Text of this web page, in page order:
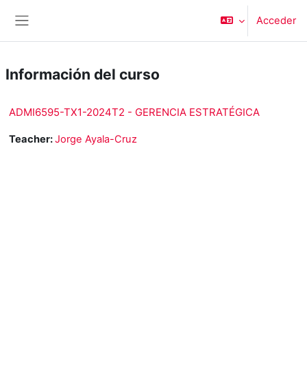
Acceder
Información del curso
ADMI6595-TX1-2024T2 - GERENCIA ESTRATÉGICA
Teacher:Jorge Ayala-Cruz